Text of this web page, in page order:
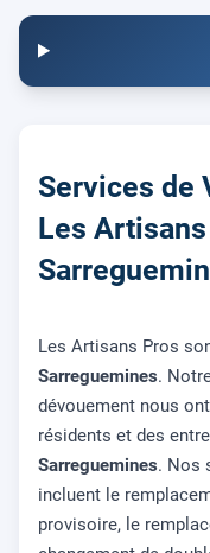
Services de
Les
Les Artisans Pros
Sarreguemines.
dévouement nous
résidents et des
Sarreguemines. Nos
incluent le
provisoire, le